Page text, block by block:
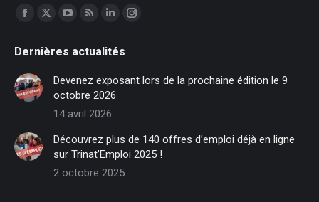
Trouvez nous sur :
Facebook
opens
in
new
window
X
opens
new
window
opens
in
new
window
opens
in
new
window
LinkedIn
opens
in
new
window
Instagram
in
Dernières actualités
Devenez exposant lors de la prochaine édition le 9
octobre 2026
14 avril 2026
Découvrez plus de 140 offres d’emploi déjà en ligne
sur Trinat’Emploi 2025 !
2 octobre 2025